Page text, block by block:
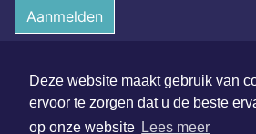
Deze website maakt gebruik van
ervoor te zorgen dat u de beste
op onze website Lees meer
Aanmelden